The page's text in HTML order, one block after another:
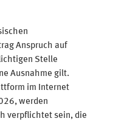
Anspruch auf
Stelle
Ausnahme gilt.
im Internet
werden
verpflichtet sein, die